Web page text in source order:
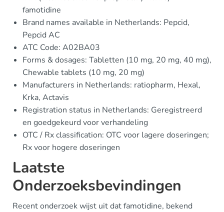
famotidine
Brand names available in Netherlands: Pepcid,
Pepcid AC
ATC Code: A02BA03
Forms & dosages: Tabletten (10 mg, 20 mg, 40 mg),
Chewable tablets (10 mg, 20 mg)
Manufacturers in Netherlands: ratiopharm, Hexal,
Krka, Actavis
Registration status in Netherlands: Geregistreerd
en goedgekeurd voor verhandeling
OTC / Rx classification: OTC voor lagere doseringen;
Rx voor hogere doseringen
Laatste
Onderzoeksbevindingen
Recent onderzoek wijst uit dat famotidine, bekend